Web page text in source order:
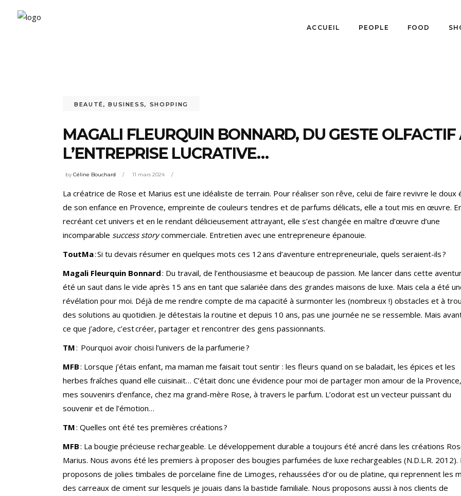
ACCUEIL PEOPLE FOOD
BEAUTÉ,BUSINESS, SHOPPING
MAGALI FLEURQUIN BONNARD, DU GESTE OLFACTIF
L’ENTREPRISE LUCRATIVE…
byCéline Bouchard 11 mars 2024
La créatrice de Rose et Marius est une idéaliste de terrain. Pour réaliser son rêve, celui de faire revivre le doux
de son enfance en Provence, empreinte de couleurs tendres et de parfums délicats, elle a tout mis en œuvre.
recréant cet univers et en le rendant délicieusement attrayant, elle s’est changée en maître d’œuvre d’une
incomparable success storycommerciale. Entretien avec une entrepreneure épanouie.
ToutMa: Si tu devais résumer en quelques mots ces 12 ans d’aventure entrepreneuriale, quels seraient-ils ?
Magali Fleurquin Bonnard: Du travail, de l’enthousiasme et beaucoup de passion. Me lancer dans cette
été un saut dans le vide après 15 ans en tant que salariée dans des grandes maisons de luxe. Mais cela a été
révélation pour moi. Déjà de me rendre compte de ma capacité à surmonter les (nombreux !) obstacles et à
des solutions au quotidien. Je détestais la routine et depuis 10 ans, pas une journée ne se ressemble. Mais
ce que j’adore, c’est créer, partager et rencontrer des gens passionnants.
TM: Pourquoi avoir choisi l’univers de la parfumerie ?
MFB: Lorsque j’étais enfant, ma maman me faisait tout sentir : les fleurs quand on se baladait, les épices et les
herbes fraîches quand elle cuisinait… C’était donc une évidence pour moi de partager mon amour de la
mes souvenirs d’enfance, chez ma grand-mère Rose, à travers le parfum. L’odorat est un vecteur puissant du
souvenir et de l’émotion…
TM: Quelles ont été tes premières créations ?
MFB: La bougie précieuse rechargeable. Le développement durable a toujours été ancré dans les créations
Marius. Nous avons été les premiers à proposer des bougies parfumées de luxe rechargeables (N.D.L.R. 2012).
proposons de jolies timbales de porcelaine fine de Limoges, rehaussées d’or ou de platine, qui reprennent les
des carreaux de ciment sur lesquels je jouais dans la bastide familiale. Nous proposons aussi à nos clients de